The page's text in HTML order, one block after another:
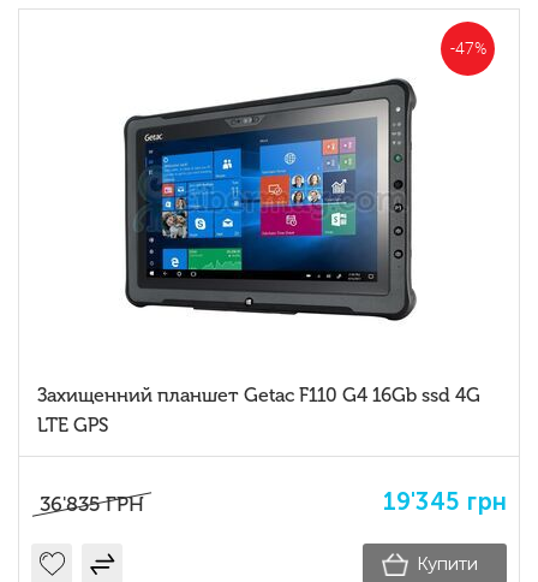
-47%
Заxищенний планшет Getac F110 G4 16Gb ssd 4G
LTE GPS
36'835 ГРН 19'345 грн
Купити